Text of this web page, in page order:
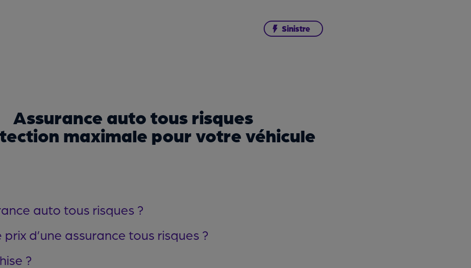
Sinistre
Assurance auto tous risques
maximale pour votre véhicule
auto tous risques ?
d’une assurance tous risques ?
?